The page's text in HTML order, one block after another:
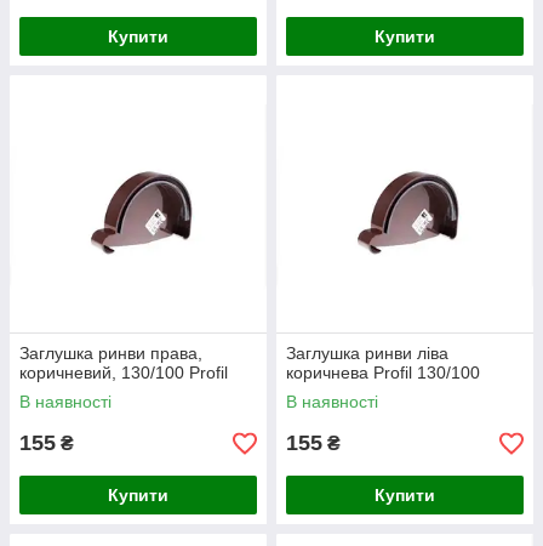
Купити Купити
Заглушка ринви права,
коричневий, 130/100 Profil
В наявності
155 ₴
Купити
Заглушка ринви ліва
коричнева Profil 130/100
В наявності
155 ₴
Купити